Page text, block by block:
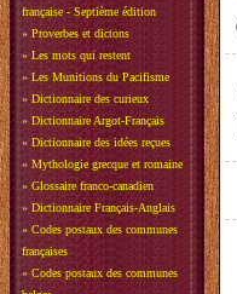
française - Septième édition
» Proverbes et dictons
» Les mots qui restent
» Les Munitions du Pacifisme
» Dictionnaire des curieux
» Dictionnaire Argot-Français
» Dictionnaire des idées reçues
» Mythologie grecque et romaine
» Glossaire franco-canadien
» Dictionnaire Français-Anglais
» Codes postaux des communes
françaises
» Codes postaux des communes